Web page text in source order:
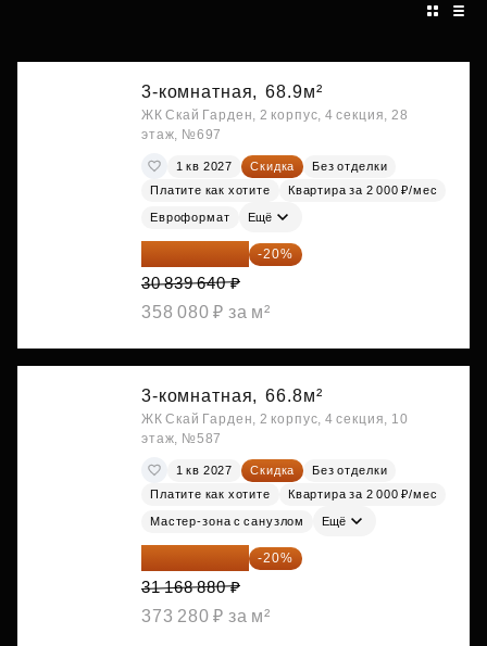
3-комнатная, 68.9м²
ЖК Скай Гарден, 2 корпус, 4 секция, 28
этаж, №697
1 кв 2027 Скидка
Без отделки
Платите как хотите
Квартира за 2 000 ₽/мес
Евроформат Ещё
24 671 712 ₽ -20%
30 839 640 ₽
358 080 ₽ за м²
3-комнатная, 66.8м²
ЖК Скай Гарден, 2 корпус, 4 секция, 10
этаж, №587
1 кв 2027 Скидка
Без отделки
Платите как хотите
Квартира за 2 000 ₽/мес
Мастер-зона с санузлом Ещё
24 935 104 ₽ -20%
31 168 880 ₽
373 280 ₽ за м²